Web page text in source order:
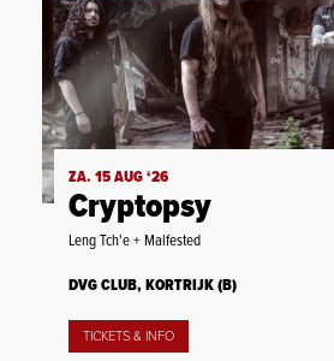
ZA. 15 AUG ‘26
Cryptopsy
Leng Tch'e + Malfested
DVG CLUB, KORTRIJK (B)
TICKETS & INFO